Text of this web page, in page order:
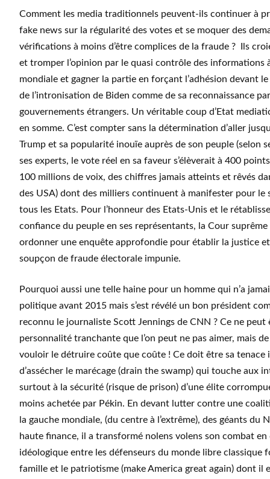
Comment les media traditionnels peuvent-ils continuer à
fake news sur la régularité des votes et se moquer des
vérifications à moins d’être complices de la fraude ? Ils
et tromper l’opinion par le quasi contrôle des informations
mondiale et gagner la partie en forçant l’adhésion devant
de l’intronisation de Biden comme de sa reconnaissance
gouvernements étrangers. Un véritable coup d’Etat
en somme. C’est compter sans la détermination d’aller
Trump et sa popularité inouïe auprès de son peuple (selon
ses experts, le vote réel en sa faveur s’élèverait à 400
100 millions de voix, des chiffres jamais atteints et rêvés
des USA) dont des milliers continuent à manifester pour le
tous les Etats. Pour l’honneur des Etats-Unis et le
confiance du peuple en ses représentants, la Cour
ordonner une enquête approfondie pour établir la justice
soupçon de fraude électorale impunie.
Pourquoi aussi une telle haine pour un homme qui n’a
politique avant 2015 mais s’est révélé un bon président
reconnu le journaliste Scott Jennings de CNN ? Ce ne peut
personnalité tranchante que l’on peut ne pas aimer, mais
vouloir le détruire coûte que coûte ! Ce doit être sa tenace
d’assécher le marécage (drain the swamp) qui touche aux
surtout à la sécurité (risque de prison) d’une élite
moins achetée par Pékin. En devant lutter contre une
la gauche mondiale, (du centre à l’extrême), des géants du
haute finance, il a transformé nolens volens son combat
idéologique entre les défenseurs du monde libre classique
famille et le patriotisme (make America great again) dont il